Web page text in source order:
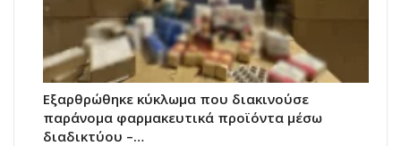
Εξαρθρώθηκε κύκλωμα που διακινούσε
παράνομα φαρμακευτικά προϊόντα μέσω
διαδικτύου –…